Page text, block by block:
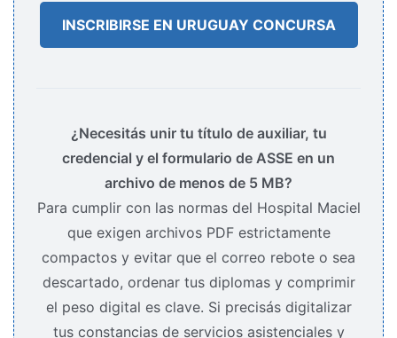
INSCRIBIRSE EN URUGUAY CONCURSA
¿Necesitás unir tu título de auxiliar, tu
credencial y el formulario de ASSE en un
archivo de menos de 5 MB?
Para cumplir con las normas del Hospital Maciel
que exigen archivos PDF estrictamente
compactos y evitar que el correo rebote o sea
descartado, ordenar tus diplomas y comprimir
el peso digital es clave. Si precisás digitalizar
tus constancias de servicios asistenciales y